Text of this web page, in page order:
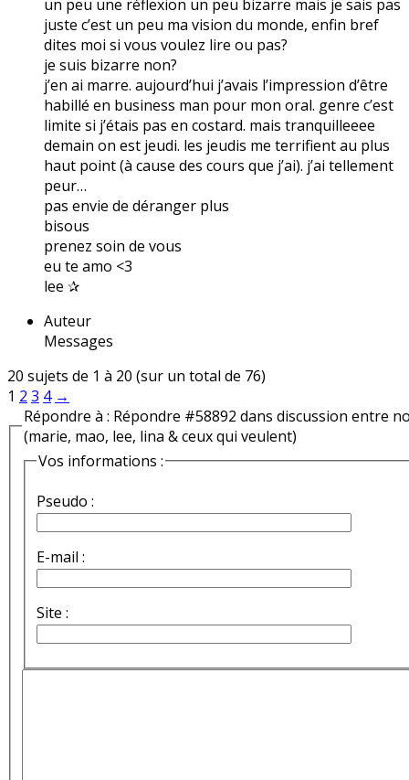
un peu une réflexion un peu bizarre mais je sais pas
juste c’est un peu ma vision du monde, enfin bref
dites moi si vous voulez lire ou pas?
je suis bizarre non?
j’en ai marre. aujourd’hui j’avais l’impression d’être
habillé en business man pour mon oral. genre c’est
limite si j’étais pas en costard. mais tranquilleeee
demain on est jeudi. les jeudis me terrifient au plus
haut point (à cause des cours que j’ai). j’ai tellement
peur…
pas envie de déranger plus
bisous
prenez soin de vous
eu te amo <3
lee ✰
Auteur
Messages
20 sujets de 1 à 20 (sur un total de 76)
1 2 3 4 →
Répondre à : Répondre #58892 dans discussion entre
(marie, mao, lee, lina & ceux qui veulent)
Vos informations :
Pseudo :
E-mail :
Site :